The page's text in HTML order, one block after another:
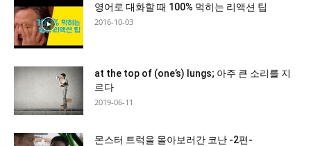
영어로 대화할 때 100% 먹히는 리액션 팁
2016-10-03
at the top of (one’s) lungs; 아주 큰 소리를 지
르다
2019-06-11
몬스터 트럭을 몰아보러간 코난 -2편-